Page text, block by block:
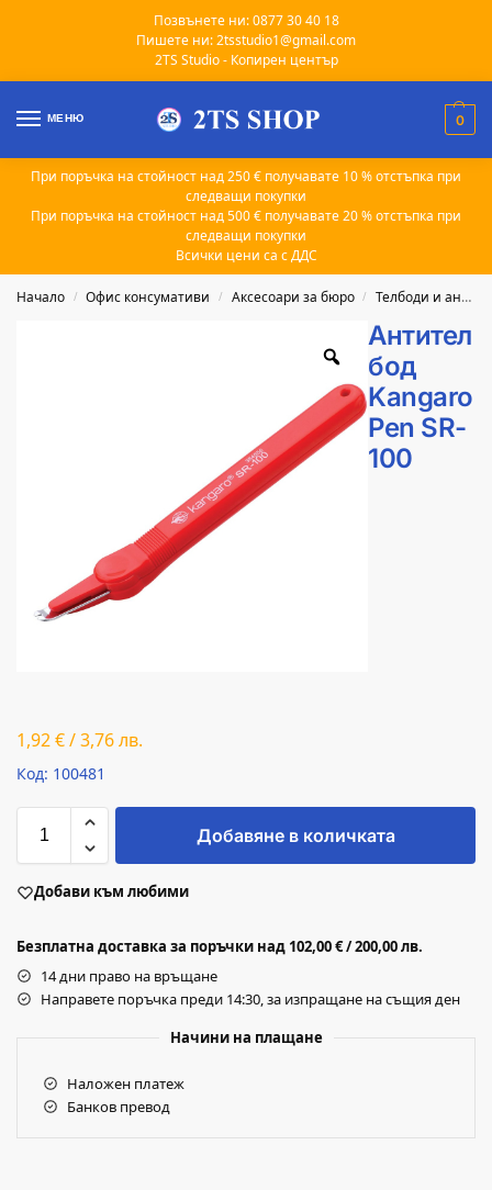
Позвънете ни: 0877 30 40 18
Пишете ни: 2tsstudio1@gmail.com
2TS Studio - Копирен център
МЕНЮ 0
При поръчка на стойност над 250 € получавате 10 % отстъпка при
следващи покупки
При поръчка на стойност над 500 € получавате 20 % отстъпка при
следващи покупки
Всички цени са с ДДС
Начало / Офис консумативи / Аксесоари за бюро / Телбоди и антителбоди
Антител
бод
Kangaro
Pen SR-
100
1,92€/3,76лв.
Код: 100481
Добавяне в количката
Добави към любими
Безплатна доставка за поръчки над 102,00 € / 200,00 лв.
14 дни право на връщане
Направете поръчка преди 14:30, за изпращане на същия ден
Начини на плащане
Наложен платеж
Банков превод